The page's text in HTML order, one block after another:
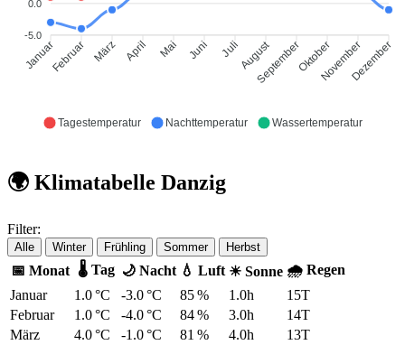
0.0
-5.0
JanuarFebruar März April Mai Juni JuliAugust
SeptemberOktoberNovemberDezember
Tagestemperatur Nachttemperatur Wassertemperatur
🌍 Klimatabelle Danzig
Filter:
Alle Winter Frühling Sommer Herbst
📅 Monat 🌡 Tag 🌙 Nacht 💧 Luft ☀ Sonne 🌧 Regen
Januar
1.0 °C -3.0 °C 85 % 1.0h
15T
Februar
1.0 °C -4.0 °C 84 % 3.0h
14T
März
4.0 °C -1.0 °C 81 % 4.0h
13T